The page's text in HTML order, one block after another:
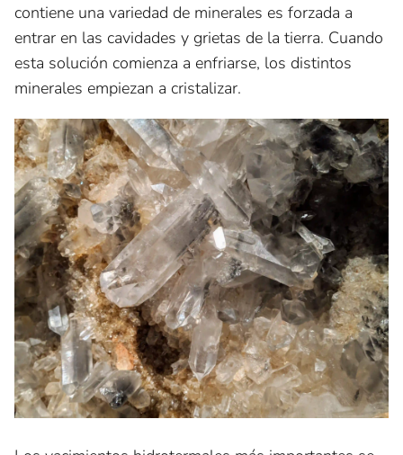
contiene una variedad de minerales es forzada a
entrar en las cavidades y grietas de la tierra. Cuando
esta solución comienza a enfriarse, los distintos
minerales empiezan a cristalizar.